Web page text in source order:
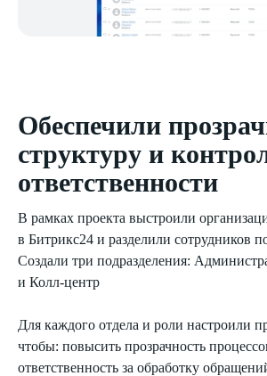
Обеспечили
структуру и
ответственности
В рамках проекта выстроили
в Битрикс24 и разделили сотрудников
Создали три подразделения:
и Колл-центр
Для каждого отдела и роли настроили
чтобы: повысить прозрачность
ответственность за обработку